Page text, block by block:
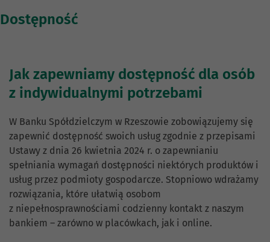
Dostępność
Jak zapewniamy dostępność dla osób
z indywidualnymi potrzebami
W Banku Spółdzielczym w Rzeszowie zobowiązujemy się
zapewnić dostępność swoich usług zgodnie z przepisami
Ustawy z dnia 26 kwietnia 2024 r. o zapewnianiu
spełniania wymagań dostępności niektórych produktów i
usług przez podmioty gospodarcze. Stopniowo wdrażamy
rozwiązania, które ułatwią osobom
z niepełnosprawnościami codzienny kontakt z naszym
bankiem – zarówno w placówkach, jak i online.